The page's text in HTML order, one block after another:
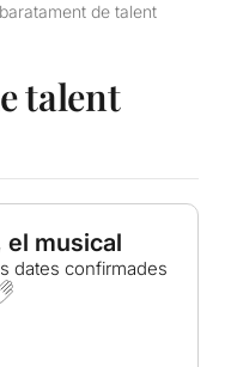
de talent
talent
el musical
dates confirmades